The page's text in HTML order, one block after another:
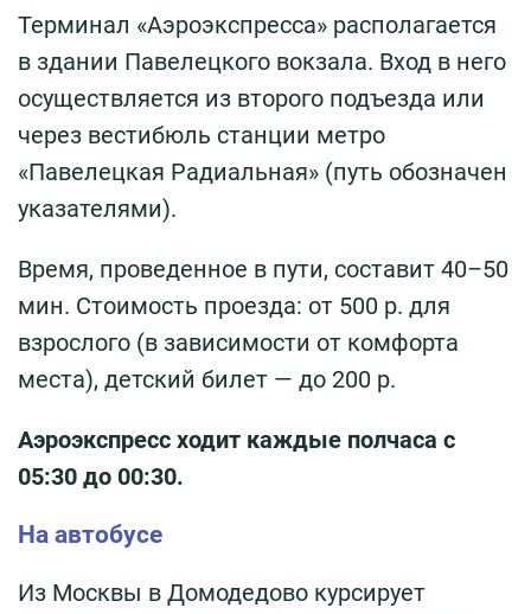
Терминал «Аэроэкспресса» располагается
в здании Павелецкого вокзала. Вход в него
осуществляется из второго подъезда или
через вестибюль станции метро
«Павелецкая Радиальная» (путь обозначен
указателями).
Время, проведенное в пути, составит 40–50
мин. Стоимость проезда: от 500 р. для
взрослого (в зависимости от комфорта
места), детский билет — до 200 р.
Аэроэкспресс ходит каждые полчаса с
05:30 до 00:30.
На автобусе
Из Москвы в Домодедово курсирует